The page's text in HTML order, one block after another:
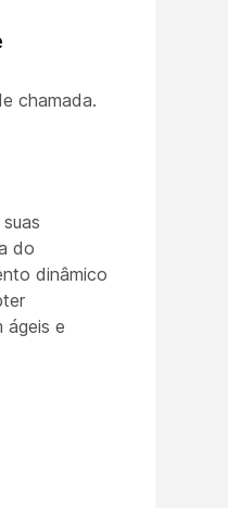
chamada.
do
dinâmico
ágeis e